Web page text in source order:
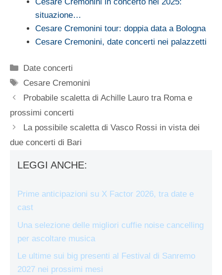
situazione…
Cesare Cremonini tour: doppia data a Bologna
Cesare Cremonini, date concerti nei palazzetti
Categorie
Date concerti
Tag
Cesare Cremonini
Probabile scaletta di Achille Lauro tra Roma e
prossimi concerti
La possibile scaletta di Vasco Rossi in vista dei
due concerti di Bari
LEGGI ANCHE:
Prime anticipazioni su X Factor 2026, tra date e
cast
Una selezione delle migliori cuffie noise cancelling
per ascoltare musica
Le ultime sui big presenti al Festival di Sanremo
2027 nei prossimi mesi